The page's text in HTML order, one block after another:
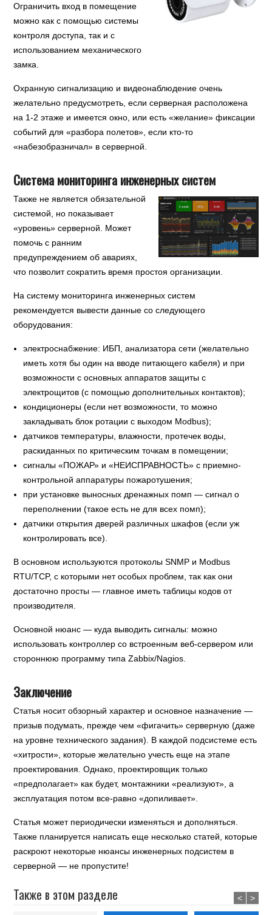
Ограничить вход в помещение
можно как с помощью системы
контроля доступа, так и с
использованием механического
замка.
Охранную сигнализацию и видеонаблюдение очень
желательно предусмотреть, если серверная расположена
на 1-2 этаже и имеется окно, или есть «желание» фиксации
событий для «разбора полетов», если кто-то
«набезобразничал» в серверной.
Система мониторинга инженерных систем
Также не является обязательной
системой, но показывает
«уровень» серверной. Может
помочь с ранним
предупреждением об авариях,
что позволит сократить время простоя организации.
На систему мониторинга инженерных систем
рекомендуется вывести данные со следующего
оборудования:
электроснабжение: ИБП, анализатора сети (желательно
иметь хотя бы один на вводе питающего кабеля) и при
возможности с основных аппаратов защиты с
электрощитов (с помощью дополнительных контактов);
кондиционеры (если нет возможности, то можно
закладывать блок ротации с выходом Modbus);
датчиков температуры, влажности, протечек воды,
раскиданных по критическим точкам в помещении;
сигналы «ПОЖАР» и «НЕИСПРАВНОСТЬ» с приемно-
контрольной аппаратуры пожаротушения;
при установке выносных дренажных помп — сигнал о
переполнении (такое есть не для всех помп);
датчики открытия дверей различных шкафов (если уж
контролировать все).
В основном используются протоколы SNMP и Modbus
RTU/TCP, с которыми нет особых проблем, так как они
достаточно просты — главное иметь таблицы кодов от
производителя.
Основной нюанс — куда выводить сигналы: можно
использовать контроллер со встроенным веб-сервером или
стороннюю программу типа Zabbix/Nagios.
Заключение
Статья носит обзорный характер и основное назначение —
призыв подумать, прежде чем «фигачить» серверную (даже
на уровне технического задания). В каждой подсистеме есть
«хитрости», которые желательно учесть еще на этапе
проектирования. Однако, проектировщик только
«предполагает» как будет, монтажники «реализуют», а
эксплуатация потом все-равно «допиливает».
Статья может периодически изменяться и дополняться.
Также планируется написать еще несколько статей, которые
раскроют некоторые нюансы инженерных подсистем в
серверной — не пропустите!
Также в этом разделе < >